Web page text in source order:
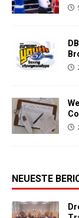
NEUESTE